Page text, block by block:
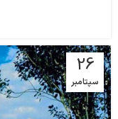
26
سپتامبر